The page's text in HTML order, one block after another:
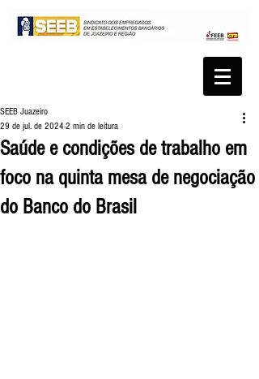
Saúde e condições de trabalho em
foco na quinta mesa de negociação
do Banco do Brasil
SEEB Juazeiro
29 de jul. de 2024 2 min de leitura